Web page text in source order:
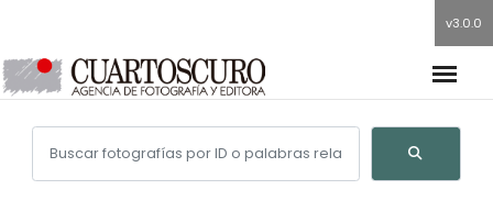
v3.0.0